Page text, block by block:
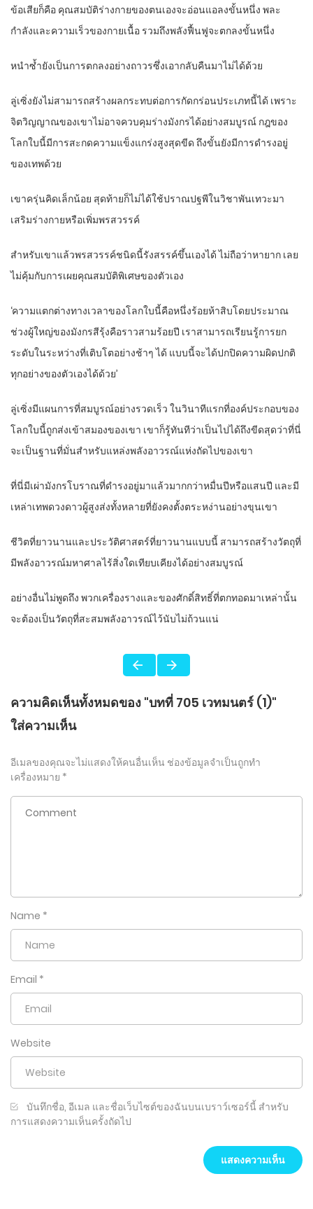
ข้อเสียก็คือ คุณสมบัติร่างกายของตนเองจะอ่อนแอลงขั้นหนึ่ง พละ
กำลังและความเร็วของกายเนื้อ รวมถึงพลังฟื้นฟูจะตกลงขั้นหนึ่ง
หนำซ้ำยังเป็นการตกลงอย่างถาวรซึ่งเอากลับคืนมาไม่ได้ด้วย
ลู่เซิ่งยังไม่สามารถสร้างผลกระทบต่อการกัดกร่อนประเภทนี้ได้ เพราะ
จิตวิญญาณของเขาไม่อาจควบคุมร่างมังกรได้อย่างสมบูรณ์ กฎของ
โลกใบนี้มีการสะกดความแข็งแกร่งสูงสุดขีด ถึงขั้นยังมีการดำรงอยู่
ของเทพด้วย
เขาครุ่นคิดเล็กน้อย สุดท้ายก็ไม่ได้ใช้ปราณปฐพีในวิชาพันเทวะมา
เสริมร่างกายหรือเพิ่มพรสวรรค์
สำหรับเขาแล้วพรสวรรค์ชนิดนี้รังสรรค์ขึ้นเองได้ ไม่ถือว่าหายาก เลย
ไม่คุ้มกับการเผยคุณสมบัติพิเศษของตัวเอง
‘ความแตกต่างทางเวลาของโลกใบนี้คือหนึ่งร้อยห้าสิบโดยประมาณ
ช่วงผู้ใหญ่ของมังกรสีรุ้งคือราวสามร้อยปี เราสามารถเรียนรู้การยก
ระดับในระหว่างที่เติบโตอย่างช้าๆ ได้ แบบนี้จะได้ปกปิดความผิดปกติ
ทุกอย่างของตัวเองได้ด้วย’
ลู่เซิ่งมีแผนการที่สมบูรณ์อย่างรวดเร็ว ในวินาทีแรกที่องค์ประกอบของ
โลกใบนี้ถูกส่งเข้าสมองของเขา เขาก็รู้ทันทีว่าเป็นไปได้ถึงขีดสุดว่าที่นี่
จะเป็นฐานที่มั่นสำหรับแหล่งพลังอาวรณ์แห่งถัดไปของเขา
ที่นี่มีเผ่ามังกรโบราณที่ดำรงอยู่มาแล้วมากกว่าหมื่นปีหรือแสนปี และมี
เหล่าเทพดวงดาวผู้สูงส่งทั้งหลายที่ยังคงตั้งตระหง่านอย่างขุนเขา
ชีวิตที่ยาวนานและประวัติศาสตร์ที่ยาวนานแบบนี้ สามารถสร้างวัตถุที่
มีพลังอาวรณ์มหาศาลไร้สิ่งใดเทียบเคียงได้อย่างสมบูรณ์
อย่างอื่นไม่พูดถึง พวกเครื่องรางและของศักดิ์สิทธิ์ที่ตกทอดมาเหล่านั้น
จะต้องเป็นวัตถุที่สะสมพลังอาวรณ์ไว้นับไม่ถ้วนแน่
ความคิดเห็นทั้งหมดของ "บทที่ 705 เวทมนตร์ (1)"
ใส่ความเห็น
อีเมลของคุณจะไม่แสดงให้คนอื่นเห็น ช่องข้อมูลจำเป็นถูกทำ
เครื่องหมาย *
Name *
Email *
Website
บันทึกชื่อ, อีเมล และชื่อเว็บไซต์ของฉันบนเบราว์เซอร์นี้ สำหรับ
การแสดงความเห็นครั้งถัดไป